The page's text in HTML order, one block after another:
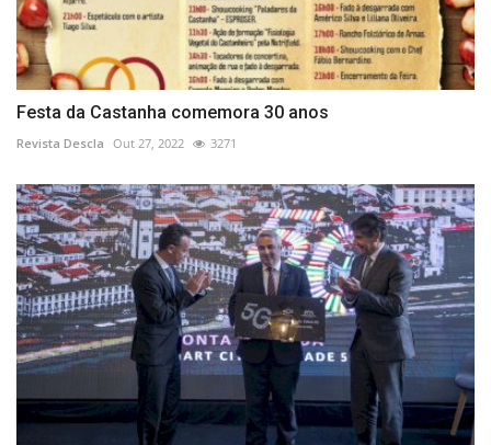
Festa da Castanha comemora 30 anos
Revista Descla Out 27, 2022 3271